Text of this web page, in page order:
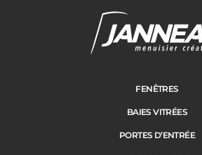
FENÊTRES
BAIES VITRÉES
PORTES D’ENTRÉE